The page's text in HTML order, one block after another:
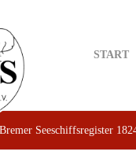
START
Bremer Seeschiffsregister